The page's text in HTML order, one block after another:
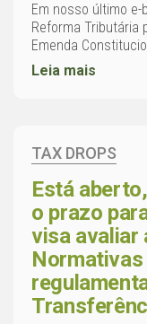
Em nosso último
Reforma Tributária
Emenda
Leia mais
TAX DROPS
Está
o prazo
visa avaliar